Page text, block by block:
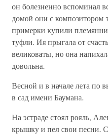
он болезненно вспоминал
домой они с композитором
примерки купили
туфли. Ия прыгала от
великоваты, но она
довольна.
Весной и в начале лета
в сад имени Баумана.
На эстраде стоял рояль,
крышку и пел свои песни.